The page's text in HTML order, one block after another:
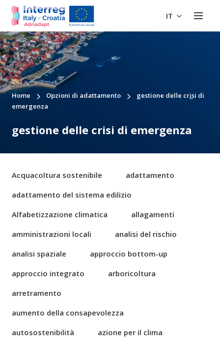
IT
Home Opzioni di adattamento
gestione delle crisi di
emergenza
gestione delle crisi di emergenza
Acquacoltura sostenibile
adattamento
adattamento del sistema edilizio
Alfabetizzazione climatica
allagamenti
amministrazioni locali
analisi del rischio
analisi spaziale
approccio bottom-up
approccio integrato
arboricoltura
arretramento
aumento della consapevolezza
autosostenibilità
azione per il clima